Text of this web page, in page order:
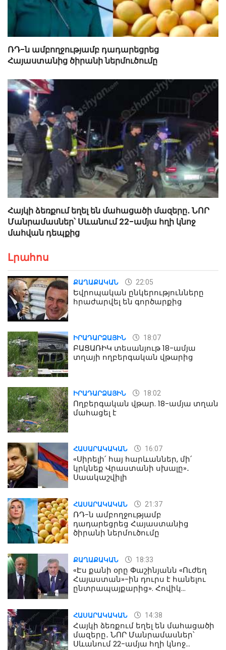
ՌԴ-ն ամբողջությամբ դադարեցրեց
Հայաստանից ծիրանի ներմուծումը
Հայկի ձեռքում եղել են մահացածի մազերը․ ՆՈՐ
Մանրամասներ՝ Սևանում 22-ամյա հղի կնոջ
մահվան դեպքից
Լրահոս
ՔԱՂԱՔԱԿԱՆ 22:05
Եվրոպական ընկերությունները
հրաժարվել են գործարքից
ԻՐԱԴԱՐՁԱՅԻՆ 18:07
ԲԱՑԱՌԻԿ տեսանյութ 18-ամյա
տղայի ողբերգական վթարից
ԻՐԱԴԱՐՁԱՅԻՆ 18:02
Ողբերգական վթար. 18-ամյա տղան
մահացել է
ՀԱՍԱՐԱԿԱԿԱՆ 16:07
«Սիրելի՛ հայ հարևաններ, մի՛
կրկնեք Վրաստանի սխալը»․
Սաակաշվիլի
ՀԱՍԱՐԱԿԱԿԱՆ 21:37
ՌԴ-ն ամբողջությամբ
դադարեցրեց Հայաստանից
ծիրանի ներմուծումը
ՔԱՂԱՔԱԿԱՆ 18:33
«Էս քանի օրը Փաշինյանն «Ուժեղ
Հայաստան»-ին դուրս է հանելու
ընտրապայքարից». Հովիկ
ՀԱՍԱՐԱԿԱԿԱՆ 14:38
Հայկի ձեռքում եղել են մահացածի
մազերը․ ՆՈՐ Մանրամասներ՝
Սևանում 22-ամյա հղի կնոջ